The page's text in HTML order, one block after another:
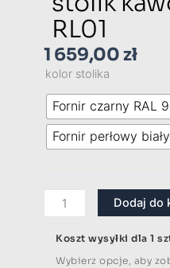
RL01
1 659,00zł
kolor stolika
Fornir czarny RAL
Fornir perłowy
ilość
stolik
kawowy
Dodaj do
Koszt wysyłki dla 1
Wybierz opcje, aby